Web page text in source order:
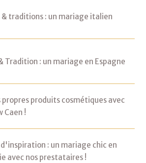
traditions : un mariage italien
Tradition : un mariage en Espagne
propres produits cosmétiques avec
Caen !
: un mariage chic en
avec nos prestataires !